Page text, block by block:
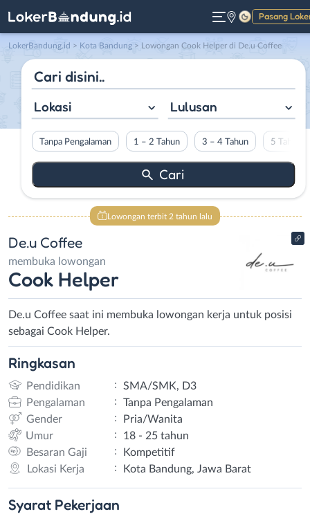
Pasang
Gelap
LokerBandung.id > Kota Bandung > Lowongan Cook Helper di De.u Coffee
Lokasi Lulusan
Tanpa Pengalaman 1 – 2 Tahun 3 – 4 Tahun 5 Tahun
Lowongan terbit 2 tahun lalu
De.u Coffee
membuka lowongan
Cook Helper
De.u Coffee saat ini membuka lowongan kerja untuk posisi
sebagai Cook Helper.
Ringkasan
Pendidikan :
SMA/SMK, D3
Pengalaman
:
Tanpa Pengalaman
Gender
:
Pria/Wanita
Umur
:
18 - 25 tahun
Besaran Gaji
:
Kompetitif
Lokasi Kerja
: Kota Bandung, Jawa Barat
Syarat Pekerjaan